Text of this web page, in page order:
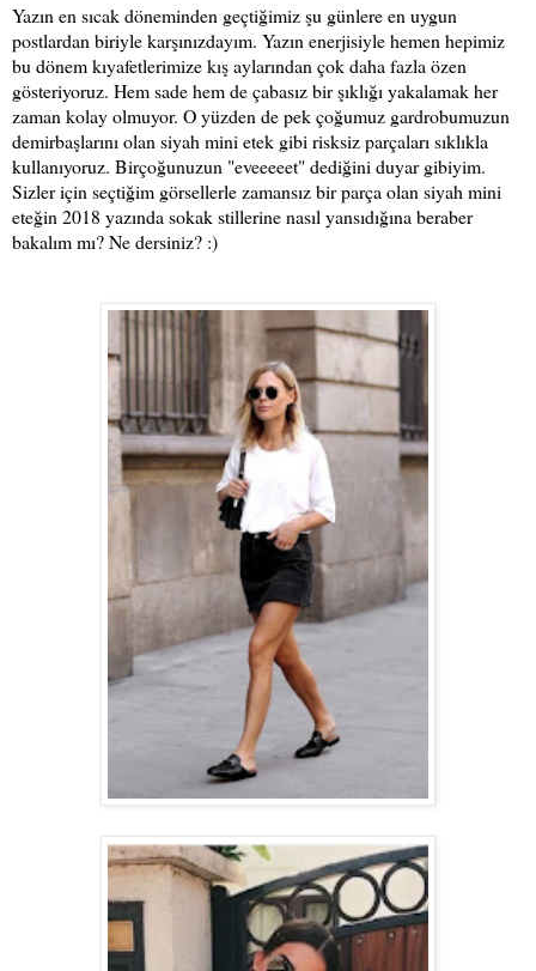
Yazın en sıcak döneminden geçtiğimiz şu günlere en uygun
postlardan biriyle karşınızdayım. Yazın enerjisiyle hemen hepimiz
bu dönem kıyafetlerimize kış aylarından çok daha fazla özen
gösteriyoruz. Hem sade hem de çabasız bir şıklığı yakalamak her
zaman kolay olmuyor. O yüzden de pek çoğumuz gardrobumuzun
demirbaşlarını olan siyah mini etek gibi risksiz parçaları sıklıkla
kullanıyoruz. Birçoğunuzun "eveeeeet" dediğini duyar gibiyim.
Sizler için seçtiğim görsellerle zamansız bir parça olan siyah mini
eteğin 2018 yazında sokak stillerine nasıl yansıdığına beraber
bakalım mı? Ne dersiniz? :)